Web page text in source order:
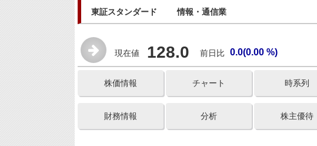
東証スタンダード 情報・通信業
現在値 128.0 前日比 0.0(0.00 %)
株価情報 チャート 時系列
財務情報 分析 株主優待